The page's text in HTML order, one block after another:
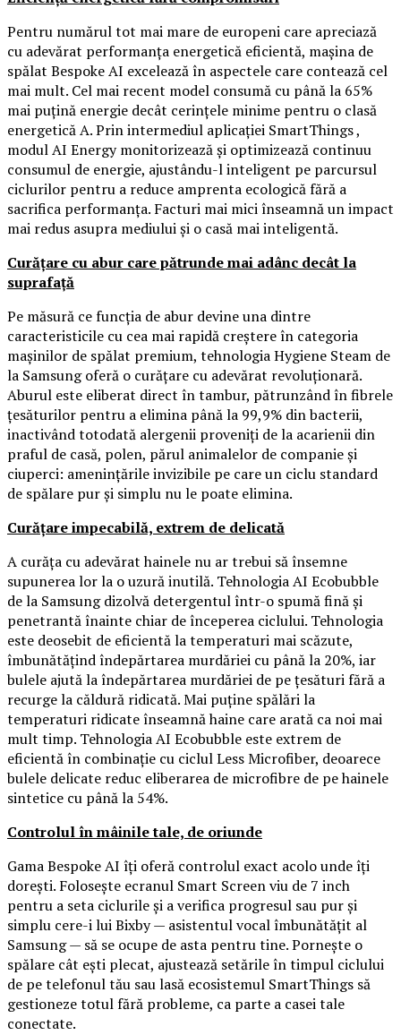
Pentru numărul tot mai mare de europeni care apreciază
cu adevărat performanța energetică eficientă, mașina de
spălat Bespoke AI excelează în aspectele care contează cel
mai mult. Cel mai recent model consumă cu până la 65%
mai puțină energie decât cerințele minime pentru o clasă
energetică A. Prin intermediul aplicației SmartThings ,
modul AI Energy monitorizează și optimizează continuu
consumul de energie, ajustându-l inteligent pe parcursul
ciclurilor pentru a reduce amprenta ecologică fără a
sacrifica performanța. Facturi mai mici înseamnă un impact
mai redus asupra mediului și o casă mai inteligentă.
Curățare cu abur care pătrunde mai adânc decât la
suprafață
Pe măsură ce funcția de abur devine una dintre
caracteristicile cu cea mai rapidă creștere în categoria
mașinilor de spălat premium, tehnologia Hygiene Steam de
la Samsung oferă o curățare cu adevărat revoluționară.
Aburul este eliberat direct în tambur, pătrunzând în fibrele
țesăturilor pentru a elimina până la 99,9% din bacterii,
inactivând totodată alergenii proveniți de la acarienii din
praful de casă, polen, părul animalelor de companie și
ciuperci: amenințările invizibile pe care un ciclu standard
de spălare pur și simplu nu le poate elimina.
Curățare impecabilă, extrem de delicată
A curăța cu adevărat hainele nu ar trebui să însemne
supunerea lor la o uzură inutilă. Tehnologia AI Ecobubble
de la Samsung dizolvă detergentul într-o spumă fină și
penetrantă înainte chiar de începerea ciclului. Tehnologia
este deosebit de eficientă la temperaturi mai scăzute,
îmbunătățind îndepărtarea murdăriei cu până la 20%, iar
bulele ajută la îndepărtarea murdăriei de pe țesături fără a
recurge la căldură ridicată. Mai puține spălări la
temperaturi ridicate înseamnă haine care arată ca noi mai
mult timp. Tehnologia AI Ecobubble este extrem de
eficientă în combinație cu ciclul Less Microfiber, deoarece
bulele delicate reduc eliberarea de microfibre de pe hainele
sintetice cu până la 54%.
Controlul în mâinile tale, de oriunde
Gama Bespoke AI îți oferă controlul exact acolo unde îți
dorești. Folosește ecranul Smart Screen viu de 7 inch
pentru a seta ciclurile și a verifica progresul sau pur și
simplu cere-i lui Bixby — asistentul vocal îmbunătățit al
Samsung — să se ocupe de asta pentru tine. Pornește o
spălare cât ești plecat, ajustează setările în timpul ciclului
de pe telefonul tău sau lasă ecosistemul SmartThings să
gestioneze totul fără probleme, ca parte a casei tale
conectate.